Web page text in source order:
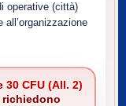
operative (città)
all’organizzazione
30 CFU (All. 2)